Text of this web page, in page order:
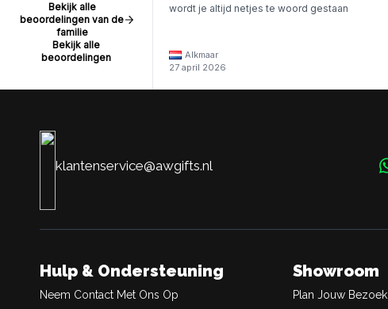
Bekijk alle
beoordelingen van de
familie
Bekijk alle
beoordelingen
wordt je altijd netjes te woord gestaan
Alkmaar
27 april 2026
klantenservice@awgifts.nl
Hulp & Ondersteuning
Neem Contact Met Ons Op
Showroom
Plan Jouw Bezoek